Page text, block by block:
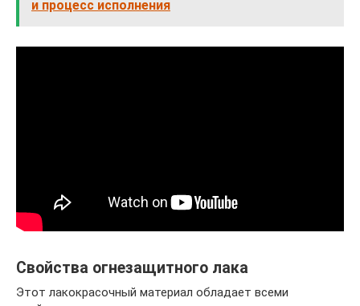
и процесс исполнения
Свойства огнезащитного лака
Этот лакокрасочный материал обладает всеми